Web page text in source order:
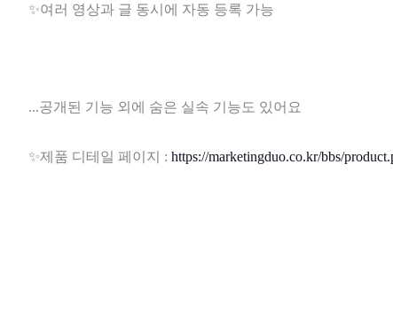
✨여러 영상과 글 동시에 자동 등록 가능
...공개된 기능 외에 숨은 실속 기능도 있어요
✨제품 디테일 페이지 : https://marketingduo.co.kr/bbs/